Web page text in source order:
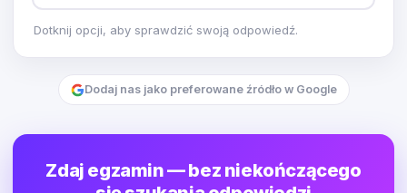
Dotknij opcji, aby sprawdzić swoją odpowiedź.
Dodaj nas jako preferowane źródło w Google
Zdaj egzamin — bez niekończącego